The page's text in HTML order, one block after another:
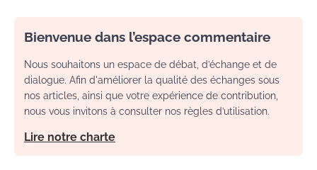
Bienvenue dans l’espace commentaire
Nous souhaitons un espace de débat, d’échange et de
dialogue. Afin d'améliorer la qualité des échanges sous
nos articles, ainsi que votre expérience de contribution,
nous vous invitons à consulter nos règles d’utilisation.
Lire notre charte